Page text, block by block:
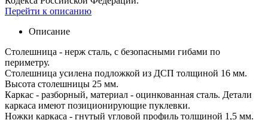
Перейти к описанию
Описание
Столешница - нерж сталь, с безопасными гибами по
периметру.
Столешница усилена подложкой из ДСП толщиной 16 мм.
Высота столешницы 25 мм.
Каркас - разборный, материал - оцинкованная сталь. Детали
каркаса имеют позиционирующие пуклевки.
Ножки каркаса - гнутый угловой профиль толщиной 1,5 мм.